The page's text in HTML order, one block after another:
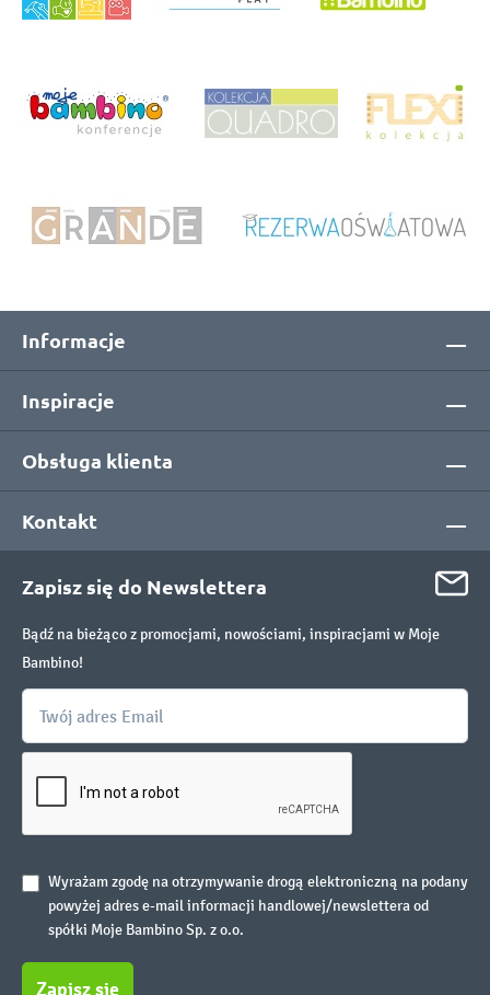
Informacje
Inspiracje
Obsługa klienta
Kontakt
Zapisz się do Newslettera
Bądź na bieżąco z promocjami, nowościami, inspiracjami w Moje
Bambino!
Wyrażam zgodę na otrzymywanie drogą elektroniczną na podany
powyżej adres e-mail informacji handlowej/newslettera od
spółki Moje Bambino Sp. z o.o.
Zapisz się